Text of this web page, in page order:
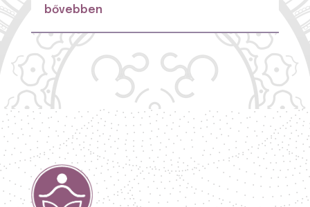
bővebben